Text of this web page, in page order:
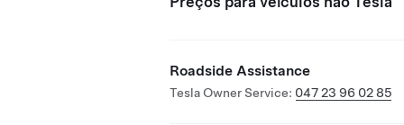
Roadside Assistance
Tesla Owner Service: 047 23 96 02 85